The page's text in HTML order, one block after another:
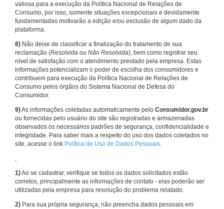
valiosa para a execução da Política Nacional de Relações de
Consumo, por isso, somente situações excepcionais e devidamente
fundamentadas motivarão a edição e/ou exclusão de algum dado da
plataforma.
8) Não deixe de classificar a finalização do tratamento de sua
reclamação (Resolvida ou Não Resolvida), bem como registrar seu
nível de satisfação com o atendimento prestado pela empresa. Estas
informações potencializam o poder de escolha dos consumidores e
contribuem para execução da Política Nacional de Relações de
Consumo pelos órgãos do Sistema Nacional de Defesa do
Consumidor.
9)As informações coletadas automaticamente pelo Consumidor.gov.br
ou fornecidas pelo usuário do site são registradas e armazenadas
observados os necessários padrões de segurança, confidencialidade e
integridade. Para saber mais a respeito do uso dos dados coletados no
site, acesse o link Política de Uso de Dados Pessoais.
,
1)Ao se cadastrar, verifique se todos os dados solicitados estão
corretos, principalmente as informações de contato - elas poderão ser
utilizadas pela empresa para resolução do problema relatado.
2) Para sua própria segurança, não preencha dados pessoais em